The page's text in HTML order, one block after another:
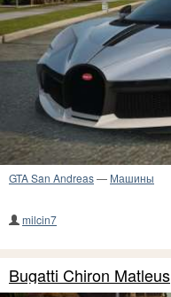
GTA San Andreas— Машины
milcin7
Bugatti Chiron Matleus